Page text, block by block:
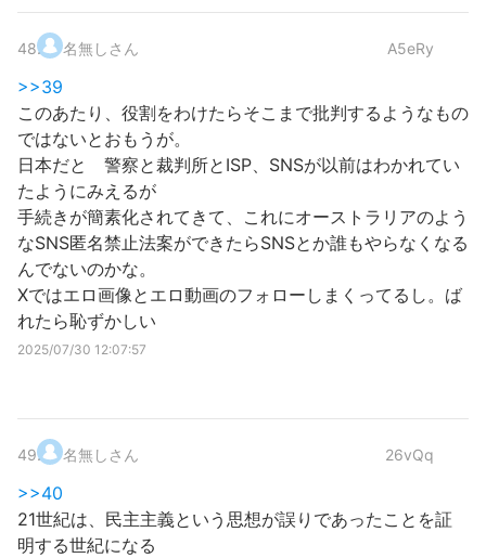
48. 名無しさん A5eRy
>>39
このあたり、役割をわけたらそこまで批判するようなもの
ではないとおもうが。
日本だと 警察と裁判所とISP、SNSが以前はわかれてい
たようにみえるが
手続きが簡素化されてきて、これにオーストラリアのよう
なSNS匿名禁止法案ができたらSNSとか誰もやらなくなる
んでないのかな。
Xではエロ画像とエロ動画のフォローしまくってるし。ば
れたら恥ずかしい
2025/07/30 12:07:57
49. 名無しさん 26vQq
>>40
21世紀は、民主主義という思想が誤りであったことを証
明する世紀になる